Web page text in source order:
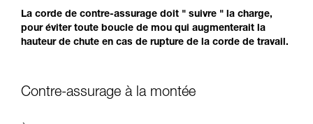
consulter. Vous devez avoir compris les
informations de la notice technique pour
pouvoir comprendre ce complément
avec un professionnel votre capacité à refaire
La corde de contre-assurage doit " suivre " la charge,
pour éviter toute boucle de mou qui augmenterait la
hauteur de chute en cas de rupture de la corde de travail.
Contre-assurage à la montée